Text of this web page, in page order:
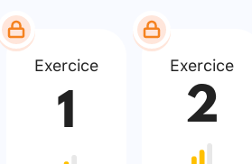
Exercice
1
Exercice
2